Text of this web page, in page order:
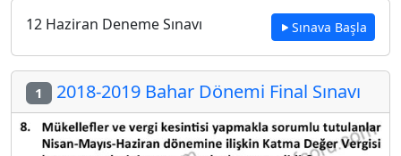
12 Haziran Deneme Sınavı Sınava Başla
1 2018-2019 Bahar Dönemi Final Sınavı